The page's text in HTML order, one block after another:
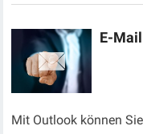
E-
Mit Outlook können